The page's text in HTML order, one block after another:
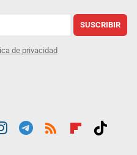
SUSCRIBIR
de privacidad